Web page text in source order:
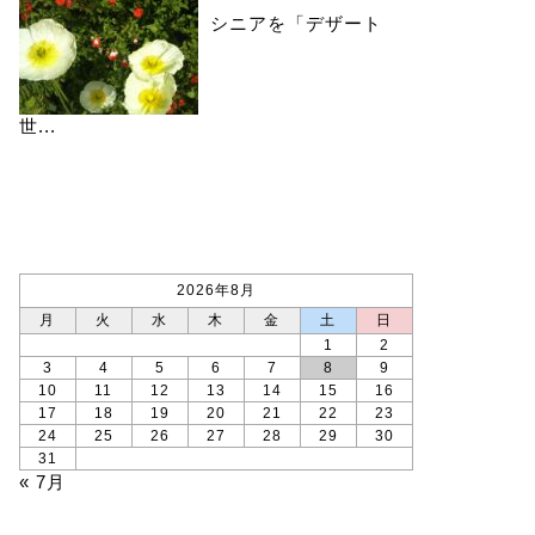
シニアを「デザート
世...
2026年8月
月
火 水 木 金 土
日
1
2
3
4 5 6 7 8
9
10
11 12 13 14 15
16
17
18 19 20 21 22
23
24
25 26 27 28 29
30
31
« 7月